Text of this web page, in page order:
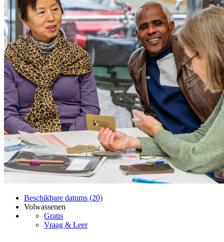
Beschikbare datums (20)
Volwassenen
Gratis
Vraag & Leer